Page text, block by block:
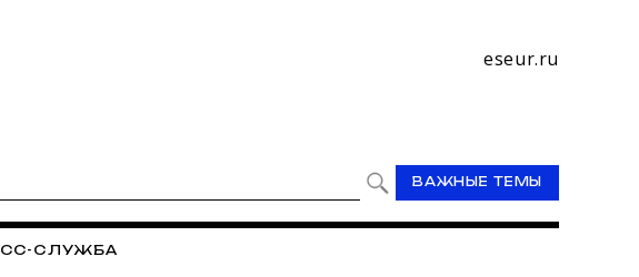
eseur.ru
ВАЖНЫЕ ТЕМЫ
СЛУЖБА